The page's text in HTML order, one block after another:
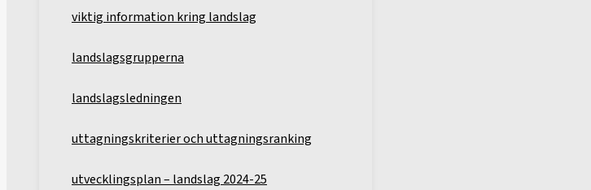
viktig information kring landslag
landslagsgrupperna
landslagsledningen
uttagningskriterier och uttagningsranking
utvecklingsplan – landslag 2024-25